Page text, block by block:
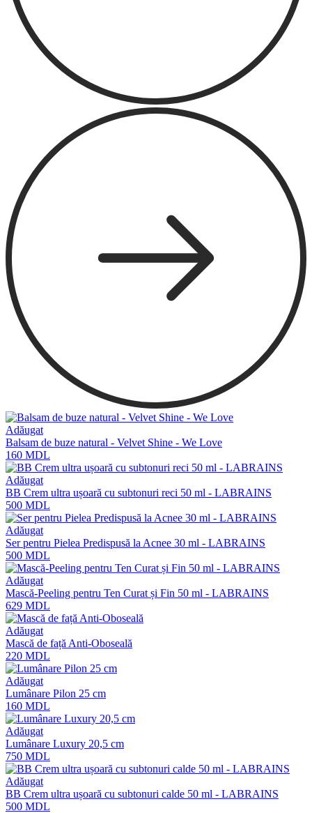
Adăugat
Balsam de buze natural - Velvet Shine - We Love
160 MDL
Adăugat
BB Crem ultra ușoară cu subtonuri reci 50 ml - LABRAINS
500 MDL
Adăugat
Ser pentru Pielea Predispusă la Acnee 30 ml - LABRAINS
500 MDL
Adăugat
Mască-Peeling pentru Ten Curat și Fin 50 ml - LABRAINS
629 MDL
Adăugat
Mască de față Anti-Oboseală
220 MDL
Adăugat
Lumânare Pilon 25 cm
160 MDL
Adăugat
Lumânare Luxury 20,5 cm
750 MDL
Adăugat
BB Crem ultra ușoară cu subtonuri calde 50 ml - LABRAINS
500 MDL